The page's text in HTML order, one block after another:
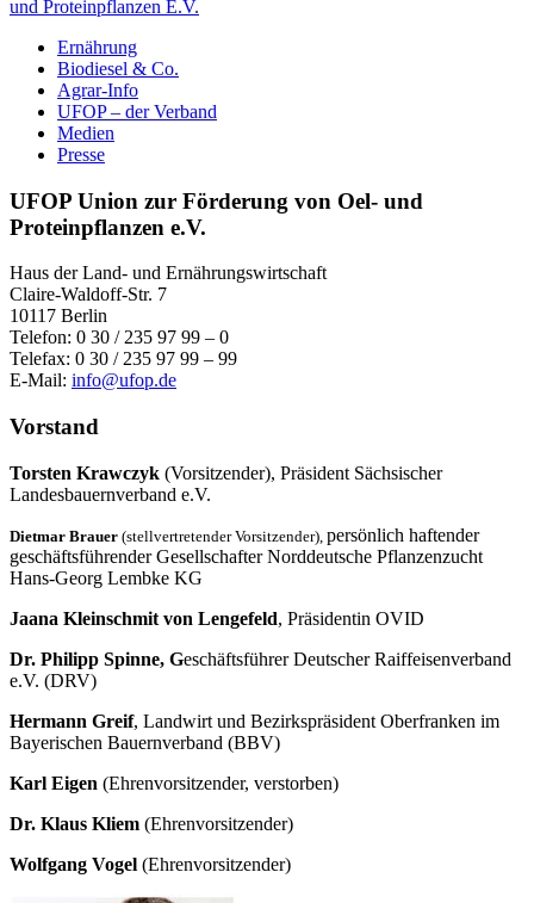
und Proteinpflanzen E.V.
Ernährung
Biodiesel & Co.
Agrar-Info
UFOP – der Verband
Medien
Presse
UFOP Union zur Förderung von Oel- und
Proteinpflanzen e.V.
Haus der Land- und Ernährungswirtschaft
Claire-Waldoff-Str. 7
10117 Berlin
Telefon: 0 30 / 235 97 99 – 0
Telefax: 0 30 / 235 97 99 – 99
E-Mail: info@ufop.de
Vorstand
Torsten Krawczyk (Vorsitzender), Präsident Sächsischer
Landesbauernverband e.V.
Dietmar Brauer (stellvertretender Vorsitzender), persönlich haftender
geschäftsführender Gesellschafter Norddeutsche Pflanzenzucht
Hans-Georg Lembke KG
Jaana Kleinschmit von Lengefeld, Präsidentin OVID
Dr. Philipp Spinne, Geschäftsführer Deutscher Raiffeisenverband
e.V. (DRV)
Hermann Greif, Landwirt und Bezirkspräsident Oberfranken im
Bayerischen Bauernverband (BBV)
Karl Eigen (Ehrenvorsitzender, verstorben)
Dr. Klaus Kliem (Ehrenvorsitzender)
Wolfgang Vogel (Ehrenvorsitzender)